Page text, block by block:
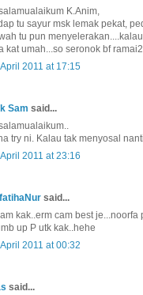
K.Anim,
tu sayur msk lemak pekat,
tu pun
kat umah...so seronok bf
2011 at 17:15
Sam said...
try ni. Kalau tak menyosal nanti.
2011 at 23:16
said...
kak..erm cam best
up P utk kak..hehe
2011 at 00:32
said...